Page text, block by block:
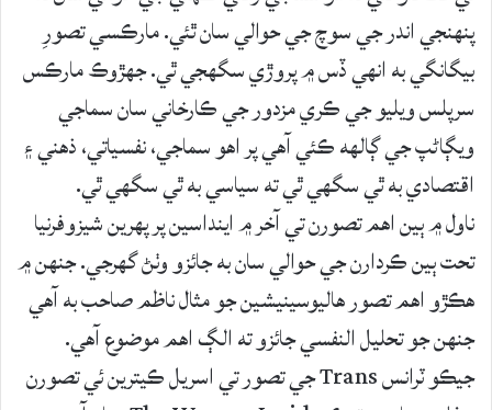
پنهنجي اندر جي سوچ جي حوالي سان ٿئي. مارڪسي تصورِ
بيگانگي به انهي ڏس ۾ پروڙي سگهجي ٿي. جهڙوڪ مارڪس
سرپلس ويليو جي ڪري مزدور جي ڪارخاني سان سماجي
ويڳاڻپ جي ڳالهه ڪئي آهي پر اهو سماجي، نفسياتي، ذهني ۽
اقتصادي به ٿي سگهي ٿي ته سياسي به ٿي سگهي ٿي.
ناول ۾ ٻين اهم تصورن تي آخر ۾ اينداسين پر پهرين شيزوفرنيا
تحت ٻين ڪردارن جي حوالي سان به جائزو وٺڻ گهرجي. جنهن ۾
هڪڙو اهم تصور هاليوسينيشين جو مثال ناظم صاحب به آهي
جنهن جو تحليل النفسي جائزو ته الڳ اهم موضوع آهي.
جيڪو ٽرانس Trans جي تصور تي اسريل ڪيترين ئي تصورن